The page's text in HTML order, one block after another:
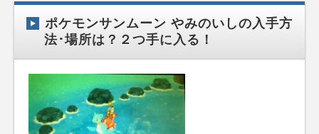
ポケモンサンムーン やみのいしの入手方
法･場所は？２つ手に入る！